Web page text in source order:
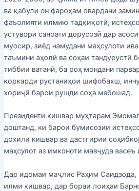
ва қабули он фароҳам овардани
фаъолияти илмию тадқиқотӣ,
устувори саноати дорусозӣ дар
муосир, зиёд намудани маҳсулоти
таъмини аҳолӣ ва соҳаи тандурустӣ
тиббии ватанӣ, ба роҳ мондани
коркарди рустаниҳои шифобахш,
хориҷӣ барои рушди соҳа мебошад.
Президенти кишвар муҳтарам
доштанд, ки барои бумисозии
дохили кишвар ва дастгирии
маҳсулот аз имконоти мавҷуда
Дар идомаи маҷлис Раҳим Саидзода,
илми кишвар, дар бораи лоиҳаи